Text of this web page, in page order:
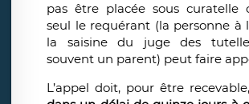
pas être placée sous curatelle
seul le requérant (la personne à
la saisine du juge des
souvent un parent) peut faire
L’appel doit, pour être